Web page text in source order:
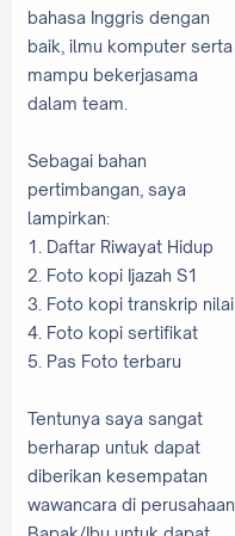
bahasa Inggris dengan
baik, ilmu komputer serta
mampu bekerjasama
dalam team.
Sebagai bahan
pertimbangan, saya
lampirkan:
1. Daftar Riwayat Hidup
2. Foto kopi Ijazah S1
3. Foto kopi transkrip nilai
4. Foto kopi sertifikat
5. Pas Foto terbaru
Tentunya saya sangat
berharap untuk dapat
diberikan kesempatan
wawancara di perusahaan